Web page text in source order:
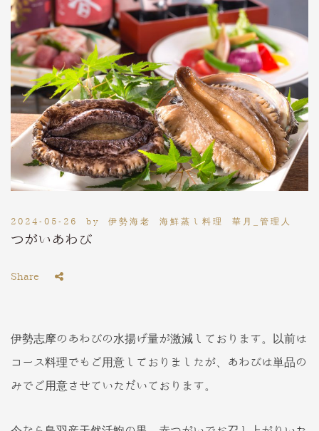
2024-05-26 by 伊勢海老 海鮮蒸し料理 華月_管理人
つがいあわび
Share
伊勢志摩のあわびの水揚げ量が激減しております。以前は
コース料理でもご用意しておりましたが、あわびは単品の
みでご用意させていただいております。